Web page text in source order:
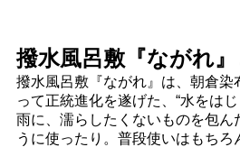
撥水風呂敷『ながれ
撥水風呂敷『ながれ』は、朝倉染
って正統進化を遂げた、“水をは
雨に、濡らしたくないものを包ん
うに使ったり。普段使いはもちろ